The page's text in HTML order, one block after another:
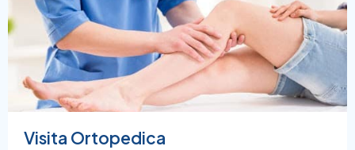
Visita Ortopedica